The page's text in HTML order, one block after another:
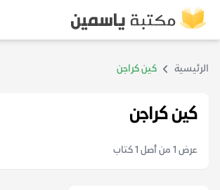
الرئيسية كين كراجن
كين كراجن
عرض 1 من أصل 1 كتاب